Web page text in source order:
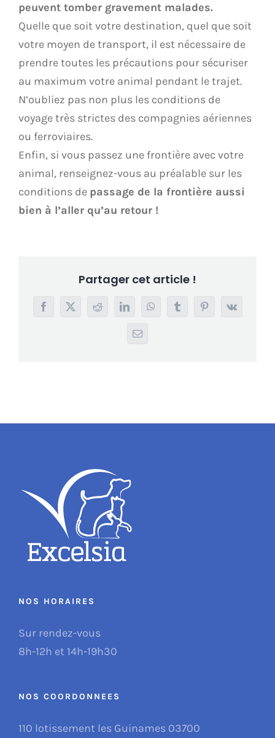
peuvent tomber gravement malades.
Quelle que soit votre destination, quel que soit
votre moyen de transport, il est nécessaire de
prendre toutes les précautions pour sécuriser
au maximum votre animal pendant le trajet.
N’oubliez pas non plus les conditions de
voyage très strictes des compagnies aériennes
ou ferroviaires.
Enfin, si vous passez une frontière avec votre
animal, renseignez-vous au préalable sur les
conditions de passage de la frontière aussi
bien à l’aller qu’au retour !
Partager cet article !
Facebook
X RedditLinkedInWhatsAppTumblrPinterest
Vk
Email
NOS HORAIRES
Sur rendez-vous
8h-12h et 14h-19h30
NOS COORDONNEES
110 lotissement les Guinames 03700